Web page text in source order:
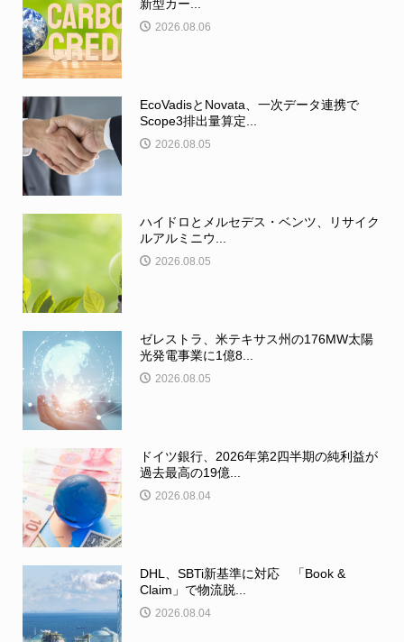
新型カー...
2026.08.06
EcoVadisとNovata、一次データ連携で
Scope3排出量算定...
2026.08.05
ハイドロとメルセデス・ベンツ、リサイク
ルアルミニウ...
2026.08.05
ゼレストラ、米テキサス州の176MW太陽
光発電事業に1億8...
2026.08.05
ドイツ銀行、2026年第2四半期の純利益が
過去最高の19億...
2026.08.04
DHL、SBTi新基準に対応 「Book &
Claim」で物流脱...
2026.08.04